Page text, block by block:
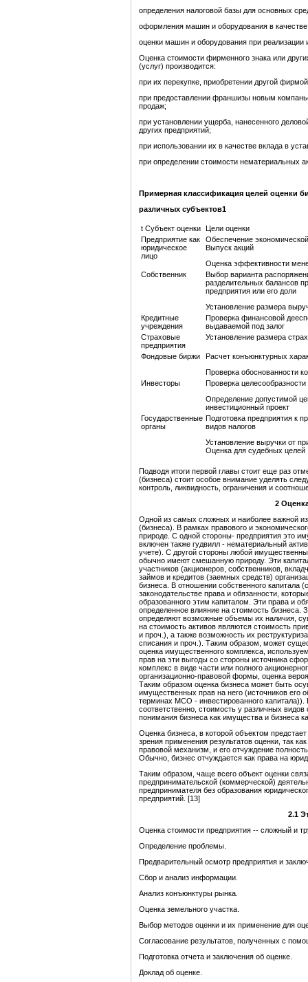
определения налоговой базы для основных
оформления машин и оборудования в качестве
оценки машин и оборудования при реализации
Оценка стоимости фирменного знака или
(услуг) производится:
при их перекупке, приобретении другой
при предоставлении франшизы новым
продаж;
при установлении ущерба, нанесенного
других предприятий;
при использовании их в качестве вклада в
при определении стоимости нематериальных
Примерная классификация целей оценки
различных субъектов1
t Субъект оценки Цели оценки
Предприятие как
юридическое
лицо
Обеспечение
Выпуск акций
Оценка эффективности
Собственник
Выбор варианта
разделительных балансов
предприятия или его доли
Установление размера
Кредитные
учреждения
Проверка финансовой
выдаваемой под залог
Страховые
предприятия
Установление размера
Фондовые биржи
Расчет конъюнктурных
Проверка обоснованности
Инвесторы
Проверка
Определение допустимой
инвестиционный проект
Государственные
органы
Подготовка предприятия к
видов налогов
Установление выручки от
Оценка для судебных целей
Подводя итоги первой главы стоит еще раз
(бизнеса) стоит особое внимание уделять
контроль, ликвидность, ограничения и
2
Одной из самых сложных и наиболее важной
(бизнеса). В рамках правового и
природе. С одной стороны- предприятия это
включен также гудвилл - нематериальный
учете). С другой стороны любой
обычно имеют смешанную природу. Эти
участников (акционеров, собственников,
займов и кредитов (заемных средств)
бизнеса. В отношении собственного капитала
законодательстве права и обязанности,
образованного этим капиталом. Эти права и
определенное влияние на стоимость бизнеса.
определяют возможные объемы их наличия,
на стоимость активов являются стоимость
и проч.), а также возможность их
списания и проч.). Таким образом, может
оценка имущественного комплекса,
прав на эти выгоды со стороны источника
комплекс в виде части или полного
организационно-правовой формы, оценка
Таким образом оценка бизнеса может быть
имущественных прав на него (источников его
терминах МСО - инвестированного
соответственно, стоимость у различных
понимания бизнеса как имущества и бизнеса
Оценка бизнеса, в которой объектом
зрения применения результатов оценки, так
правовой механизм, и его отчуждение
Обычно, бизнес отчуждается как права на
Таким образом, чаще всего объект оценки
предпринимательской (коммерческой)
предпринимателя без образования
предприятий. [13]
2.1
Оценка стоимости предприятия -- сложный и
Определение проблемы.
Предварительный осмотр предприятия и
Сбор и анализ информации.
Анализ конъюнктуры рынка.
Оценка земельного участка.
Выбор методов оценки и их применение для
Согласование результатов, полученных с
Подготовка отчета и заключения об оценке.
Доклад об оценке.